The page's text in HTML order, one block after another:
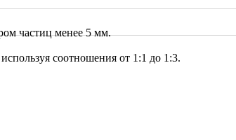
частиц менее 5 мм.
соотношения от 1:1 до 1:3.